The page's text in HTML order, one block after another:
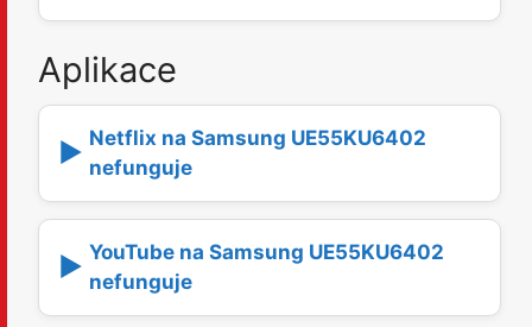
Aplikace
▶️ Netflix na Samsung UE55KU6402
nefunguje
▶️ YouTube na Samsung UE55KU6402
nefunguje